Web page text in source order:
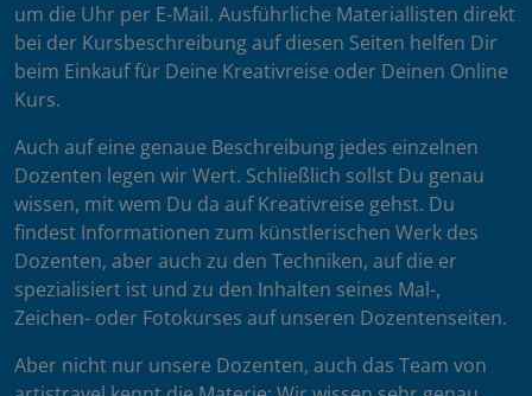
um die Uhr per E-Mail. Ausführliche Materiallisten direkt
bei der Kursbeschreibung auf diesen Seiten helfen Dir
beim Einkauf für Deine Kreativreise oder Deinen Online
Kurs.
Auch auf eine genaue Beschreibung jedes einzelnen
Dozenten legen wir Wert. Schließlich sollst Du genau
wissen, mit wem Du da auf Kreativreise gehst. Du
findest Informationen zum künstlerischen Werk des
Dozenten, aber auch zu den Techniken, auf die er
spezialisiert ist und zu den Inhalten seines Mal-,
Zeichen- oder Fotokurses auf unseren Dozentenseiten.
Aber nicht nur unsere Dozenten, auch das Team von